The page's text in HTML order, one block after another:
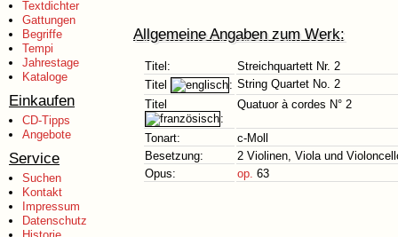
Textdichter
Gattungen
Begriffe
Tempi
Jahrestage
Kataloge
Einkaufen
CD-Tipps
Angebote
Service
Suchen
Kontakt
Impressum
Datenschutz
Allgemeine Angaben zum Werk:
Titel:
Streichquartett Nr. 2
Titel
: String Quartet No. 2
Titel
:
Quatuor à cordes N° 2
Tonart:
c-Moll
Besetzung:
2 Violinen, Viola und
Opus:
op. 63